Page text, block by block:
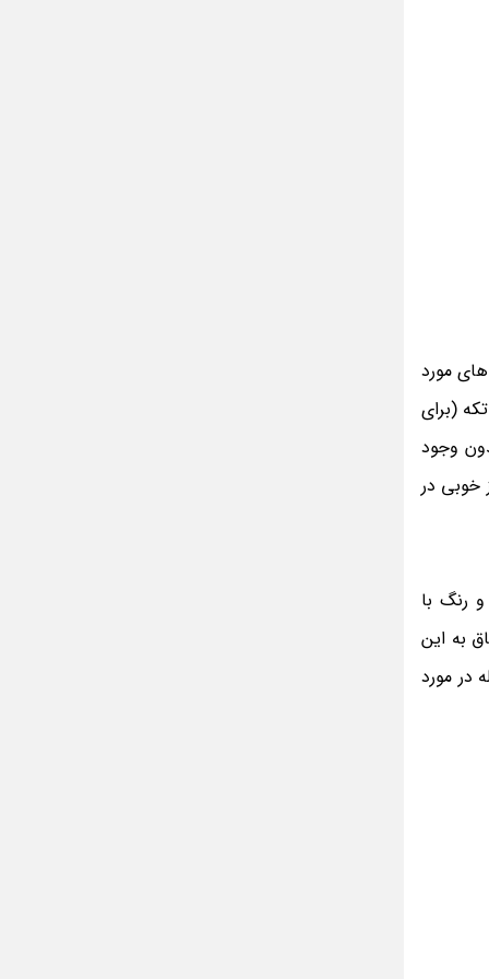
مورد
(برای
وجود
خوبی در
رنگ با
به این
در مورد